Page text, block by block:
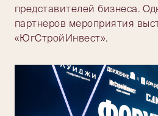
представителей бизнеса.
партнеров мероприятия
«ЮгСтройИнвест».